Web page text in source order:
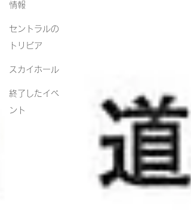
情報
セントラルの
トリビア
スカイホール
終了したイベ
ント